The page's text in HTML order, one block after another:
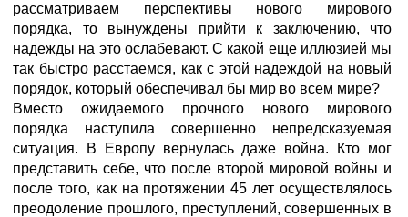
рассматриваем перспективы нового мирового
порядка, то вынуждены прийти к заключению, что
надежды на это ослабевают. С какой еще иллюзией мы
так быстро расстаемся, как с этой надеждой на новый
порядок, который обеспечивал бы мир во всем мире?
Вместо ожидаемого прочного нового мирового
порядка наступила совершенно непредсказуемая
ситуация. В Европу вернулась даже война. Кто мог
представить себе, что после второй мировой войны и
после того, как на протяжении 45 лет осуществлялось
преодоление прошлого, преступлений, совершенных в